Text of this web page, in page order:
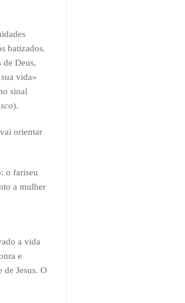
batizados.
de Deus,
vida»
sinal
).
orientar
o fariseu
a mulher
a vida
e
Jesus. O